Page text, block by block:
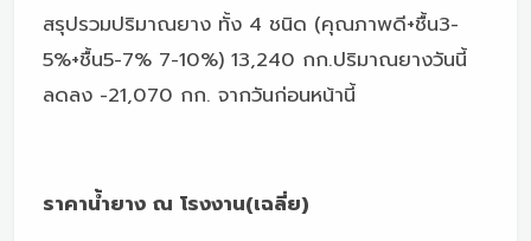
สรุปรวมปริมาณยาง ทั้ง 4 ชนิด (คุณภาพดี+ชื้น3-
5%+ชื้น5-7% 7-10%) 13,240 กก.ปริมาณยางวันนี้
ลดลง -21,070 กก. จากวันก่อนหน้านี้
ราคาน้ำยาง ณ โรงงาน(เฉลี่ย)